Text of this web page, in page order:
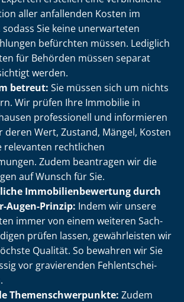
aller anfallenden Kosten im
sodass Sie keine unerwarteten
befürchten müssen. Lediglich
für Behörden müssen separat
werden.
betreut: Sie müssen sich um nichts
Wir prüfen Ihre Immobilie in
professionell und informieren
deren Wert, Zustand, Mängel, Kosten
relevanten rechtlichen
Zudem beantragen wir die
auf Wunsch für Sie.
Im­mo­bi­li­en­be­wer­tung durch
Augen-Prinzip: Indem wir unsere
immer von einem weiteren Sach­
prüfen lassen, gewährleisten wir
Qualität. So bewahren wir Sie
vor gravierenden Fehl­ent­schei­
The­men­schwer­punk­te: Zudem